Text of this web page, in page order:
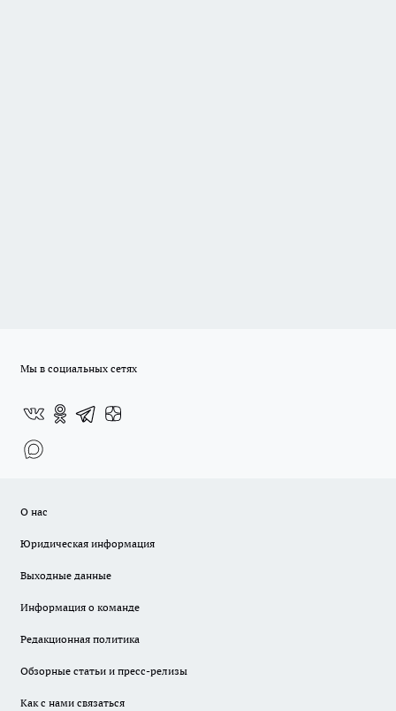
Мы в социальных сетях
О нас
Юридическая информация
Выходные данные
Информация о команде
Редакционная политика
Обзорные статьи и пресс-релизы
Как с нами связаться